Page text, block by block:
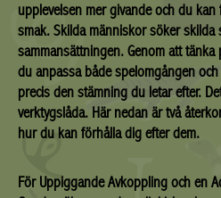
upplevelsen mer givande och du
smak. Skilda människor söker skilda
sammansättningen. Genom att
du anpassa både spelomgången
precis den stämning du letar efter.
verktygslåda. Här nedan är två
hur du kan förhålla dig efter dem.
För Uppiggande Avkoppling och en